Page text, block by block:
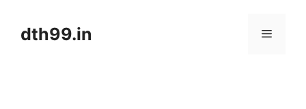
contentdth99.in Menu